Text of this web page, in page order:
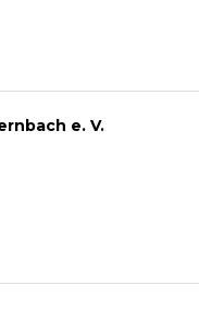
e. V.